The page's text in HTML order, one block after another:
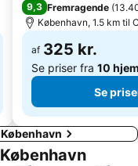
Bymuseum
Carlsberg
Port
9,3 Fremragende (
København, 1.5 km til
af 325 kr.
Se priser fra 10
Se